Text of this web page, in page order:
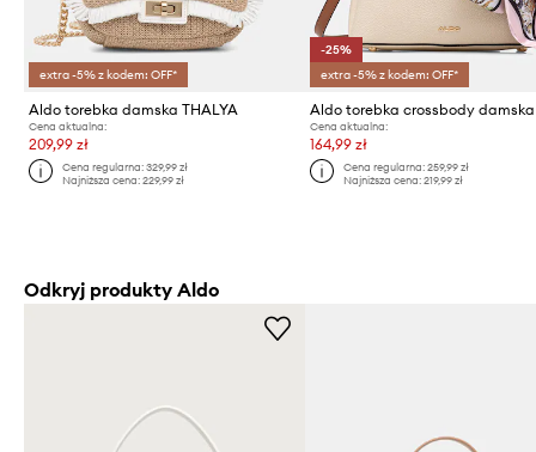
extra -5% z kodem: OFF*
Aldo torebka damska THALYA
Cena aktualna:
209,99 zł
Cena regularna:329,99 zł
Najniższa cena:229,99 zł
-25%
extra -5% z kodem: OFF*
Cena aktualna:
164,99 zł
Cena regularna: 259,99 zł
Najniższa cena: 219,99 zł
Odkryj produkty Aldo